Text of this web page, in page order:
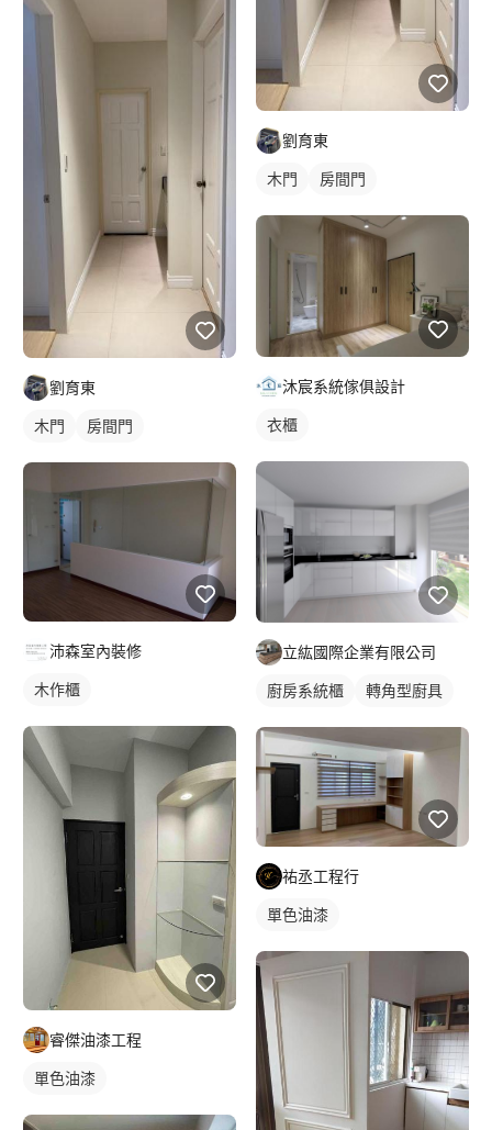
劉育東
木門 房間門
沛森室內裝修
木作櫃
睿傑油漆工程
單色油漆
劉育東
木門 房間門
沐宸系統傢俱設計
衣櫃
立紘國際企業有限公司
廚房系統櫃 轉角型廚具
祐丞工程行
單色油漆